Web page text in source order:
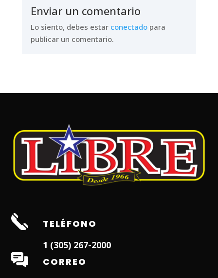
Enviar un comentario
Lo siento, debes estar conectadopara
publicar un comentario.
TELÉFONO
1 (305) 267-2000
CORREO